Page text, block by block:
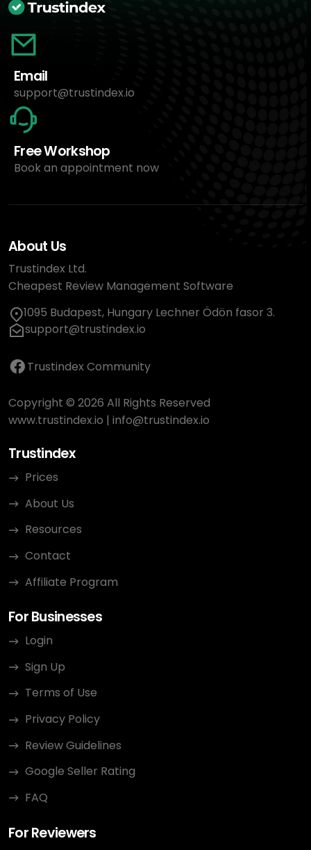
Email
support@trustindex.io
Free Workshop
Book an appointment now
About Us
Trustindex Ltd.
Cheapest Review Management Software
1095 Budapest, Hungary Lechner Ödön fasor 3.
support@trustindex.io
Trustindex Community
Copyright © 2026 All Rights Reserved
www.trustindex.io | info@trustindex.io
Trustindex
Prices
About Us
Resources
Contact
Affiliate Program
For Businesses
Login
Sign Up
Terms of Use
Privacy Policy
Review Guidelines
Google Seller Rating
FAQ
For Reviewers